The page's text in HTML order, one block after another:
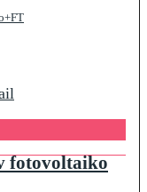
fotovoltaiko